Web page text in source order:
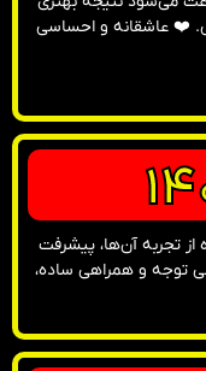
❤️ عاشقانه و احساسی
از تجربه آن‌ها، پیشرفت
توجه و همراهی ساده،